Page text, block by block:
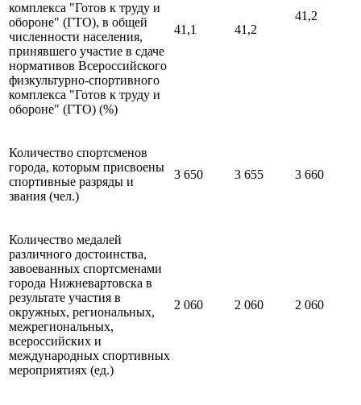
комплекса "Готов к труду и
обороне" (ГТО), в общей
численности населения,
принявшего участие в сдаче
нормативов Всероссийского
физкультурно-спортивного
комплекса "Готов к труду и
обороне" (ГТО) (%)
41,1 41,2
41,2
Количество спортсменов
города, которым присвоены
спортивные разряды и
звания (чел.)
3 650 3 655 3 660
Количество медалей
различного достоинства,
завоеванных спортсменами
города Нижневартовска в
результате участия в
окружных, региональных,
межрегиональных,
всероссийских и
международных спортивных
мероприятиях (ед.)
2 060 2 060 2 060